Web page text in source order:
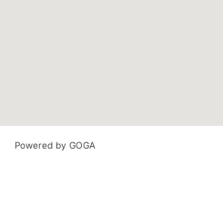
Powered by GOGA